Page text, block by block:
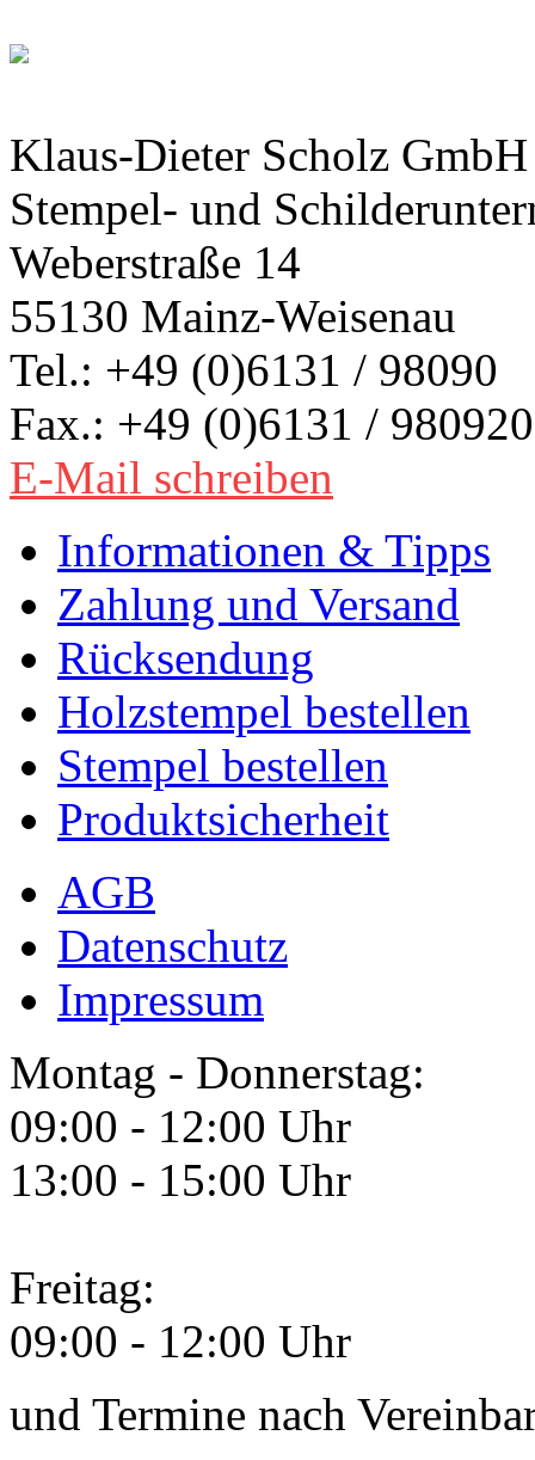
Klaus-Dieter Scholz GmbH
Stempel- und
Weberstraße 14
55130 Mainz-Weisenau
Tel.: +49 (0)6131 / 98090
Fax.: +49 (0)6131 / 980920
E-Mail schreiben
Informationen & Tipps
Zahlung und Versand
Rücksendung
Holzstempel bestellen
Stempel bestellen
Produktsicherheit
AGB
Datenschutz
Impressum
Montag - Donnerstag:
09:00 - 12:00 Uhr
13:00 - 15:00 Uhr
Freitag:
09:00 - 12:00 Uhr
und Termine nach